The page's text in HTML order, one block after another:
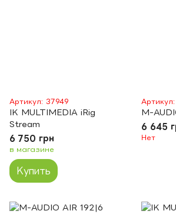
Артикул: 37949
IK MULTIMEDIA iRig
Stream
6 750 грн
в магазине
Купить
M-
6 645
Нет